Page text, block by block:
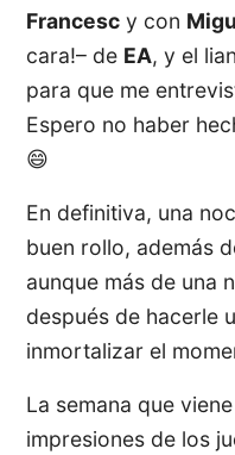
Francesc y con
cara!– de EA, y el
para que me
Espero no haber
😄
En definitiva, una
buen rollo, además
aunque más de una
después de hacerle
inmortalizar el
La semana que
impresiones de los